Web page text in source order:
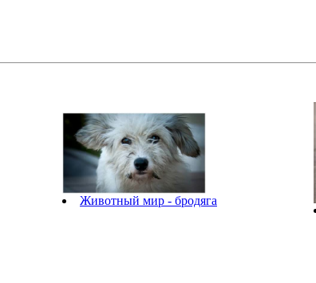
Животный мир - бродяга